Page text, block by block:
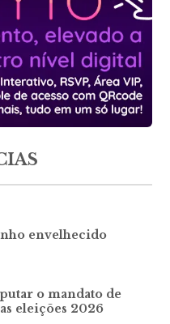
envelhecido
o mandato de
eleições 2026